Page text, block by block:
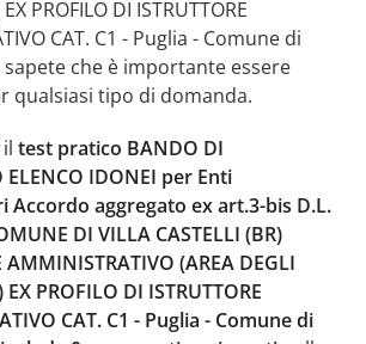
PROFILO DI ISTRUTTORE
CAT. C1 - Puglia - Comune di
sapete che è importante essere
qualsiasi tipo di domanda.
test pratico BANDO DI
ELENCO IDONEI per Enti
aggregato ex art.3-bis D.L.
DI VILLA CASTELLI (BR)
AMMINISTRATIVO (AREA DEGLI
EX PROFILO DI ISTRUTTORE
CAT. C1 - Puglia - Comune di